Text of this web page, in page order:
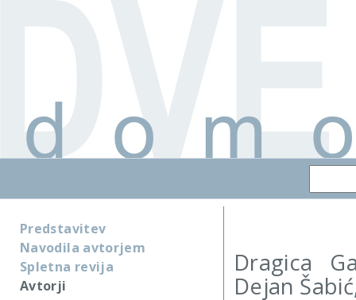
Predstavitev
Navodila avtorjem
Spletna revija
Avtorji
Dragica
Dejan